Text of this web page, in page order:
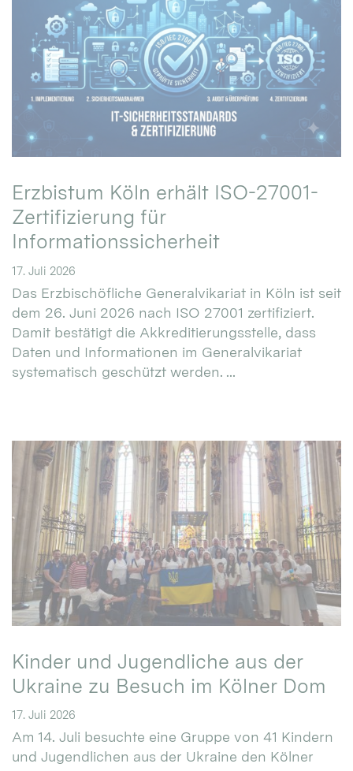
Erzbistum Köln erhält ISO-27001-
Zertifizierung für
Informationssicherheit
17. Juli 2026
Das Erzbischöfliche Generalvikariat in Köln ist seit
dem 26. Juni 2026 nach ISO 27001 zertifiziert.
Damit bestätigt die Akkreditierungsstelle, dass
Daten und Informationen im Generalvikariat
systematisch geschützt werden. ...
Kinder und Jugendliche aus der
Ukraine zu Besuch im Kölner Dom
17. Juli 2026
Am 14. Juli besuchte eine Gruppe von 41 Kindern
und Jugendlichen aus der Ukraine den Kölner